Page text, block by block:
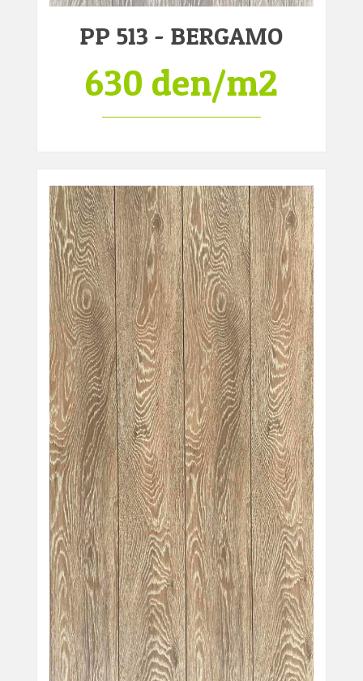
PP 513 - BERGAMO
630 den/m2